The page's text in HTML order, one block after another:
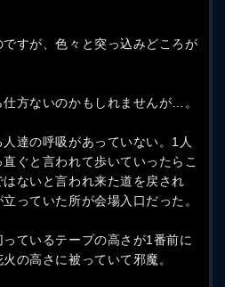
すが、色々と突っ込みどころが
方ないのかもしれませんが…。
達の呼吸があっていない。1人
ぐと言われて歩いていったらこ
ないと言われ来た道を戻され
っていた所が会場入口だった。
ているテープの高さが1番前に
の高さに被っていて邪魔。